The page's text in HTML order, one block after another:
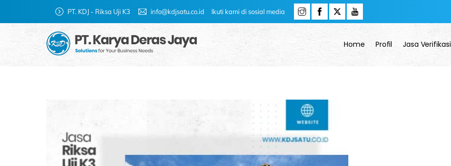
content
PT. KDJ - Riksa Uji K3 info@kdjsatu.co.id Ikuti kami di sosial media
Home Profil Jasa